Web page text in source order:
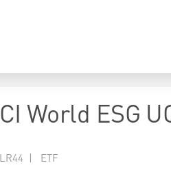
World ESG
| ETF